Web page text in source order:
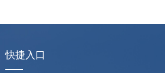
快捷入口